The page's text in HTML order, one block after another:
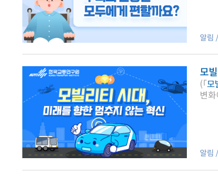
알림
모
(「모
변화
알림